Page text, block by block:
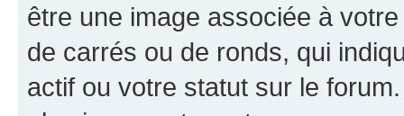
être une image associée à
de carrés ou de ronds, qui
actif ou votre statut sur le